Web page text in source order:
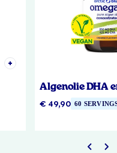
Algenolie DHA
€ 49,90 60